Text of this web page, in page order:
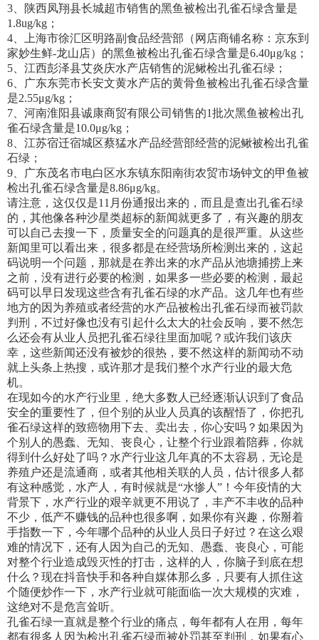
3、陕西凤翔县长城超市销售的黑鱼被检出孔雀石绿含量是
1.8ug/kg；
4、上海市徐汇区明路副食品经营部（网店商铺名称：京东到
家妙生鲜-龙山店）的黑鱼被检出孔雀石绿含量是6.40μg/kg；
5、江西彭泽县艾炎庆水产店销售的泥鳅检出孔雀石绿；
6、广东东莞市长安文黄水产店的黄骨鱼被检出孔雀石绿含量
是2.55μg/kg；
7、河南淮阳县诚康商贸有限公司销售的1批次黑鱼被检出孔
雀石绿含量是10.0μg/kg；
8、江苏宿迁宿城区蔡猛水产品经营部经营的泥鳅被检出孔雀
石绿；
9、广东茂名市电白区水东镇东阳南街农贸市场钟文的甲鱼被
检出孔雀石绿含量是8.86μg/kg。
请注意，这仅仅是11月份通报出来的，而且是查出孔雀石绿
的，其他像各种沙星类超标的新闻就更多了，有兴趣的朋友
可以自己去搜一下，质量安全的问题真的是很严重。从这些
新闻里可以看出来，很多都是在经营场所检测出来的，这起
码说明一个问题，那就是在养出来的水产品从池塘捕捞上来
之前，没有进行必要的检测，如果多一些必要的检测，最起
码可以早日发现这些含有孔雀石绿的水产品。这几年也有些
地方的因为养殖或者经营的水产品被检出孔雀石绿而被罚款
判刑，不过好像也没有引起什么太大的社会反响，要不然怎
么还会有从业人员把孔雀石绿往里面加呢？或许我们该庆
幸，这些新闻还没有被炒的很热，要不然这样的新闻动不动
就上头条上热搜，或许那才是我们整个水产行业的最大危
机。
在现如今的水产行业里，绝大多数人已经逐渐认识到了食品
安全的重要性了，但个别的从业人员真的该醒悟了，你把孔
雀石绿这样的致癌物用下去、卖出去，你心安吗？如果因为
个别人的愚蠢、无知、丧良心，让整个行业跟着陪葬，你就
得到什么好处了吗？水产行业这几年真的不太容易，无论是
养殖户还是流通商，或者其他相关联的人员，估计很多人都
有这种感觉，水产人，有时候就是“水惨人”！今年疫情的大
背景下，水产行业的艰辛就更不用说了，丰产不丰收的品种
不少，低产不赚钱的品种也很多啊，如果你有兴趣，你掰着
手指数一下，今年哪个品种的从业人员日子好过？在这么艰
难的情况下，还有人因为自己的无知、愚蠢、丧良心，可能
对整个行业造成毁灭性的打击，这样的人，你脑子到底在想
什么？现在抖音快手和各种自媒体那么多，只要有人抓住这
个随便炒作一下，水产行业就可能面临一次大规模的灾难，
这绝对不是危言耸听。
孔雀石绿一直就是整个行业的痛点，每年都有人在用，每年
都有很多人因为检出孔雀石绿而被处罚甚至判刑，如果有心